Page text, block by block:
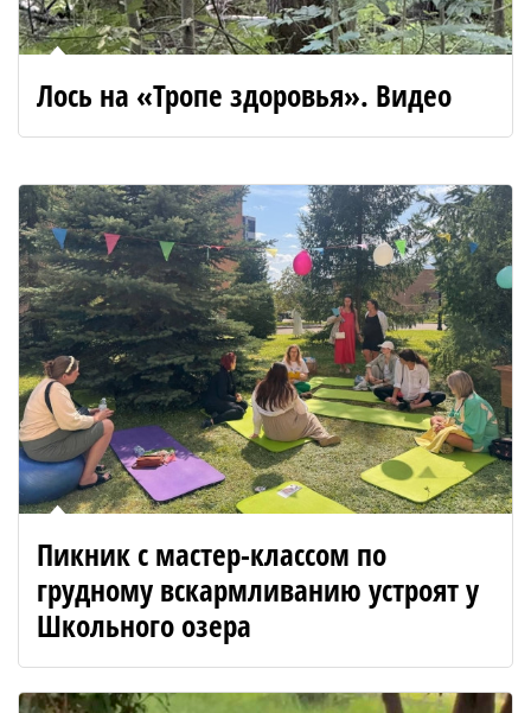
Лось на «Тропе здоровья». Видео
Пикник с мастер-классом по
грудному вскармливанию устроят у
Школьного озера